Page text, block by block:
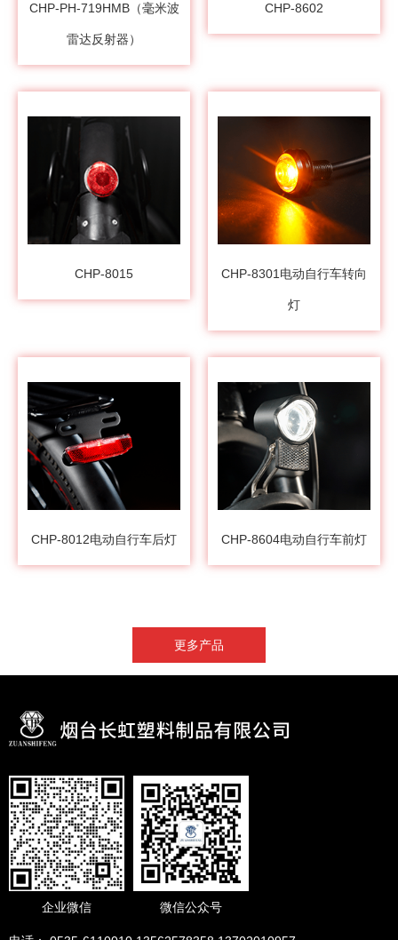
CHP-PH-719HMB（毫米波
雷达反射器）
CHP-8602
CHP-8015 CHP-8301电动自行车转向
灯
CHP-8012电动自行车后灯 CHP-8604电动自行车前灯
更多产品
企业微信 微信公众号